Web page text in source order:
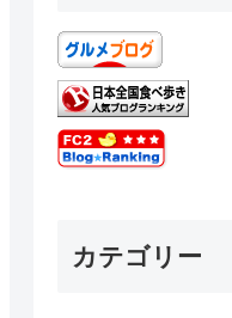
カテゴリー